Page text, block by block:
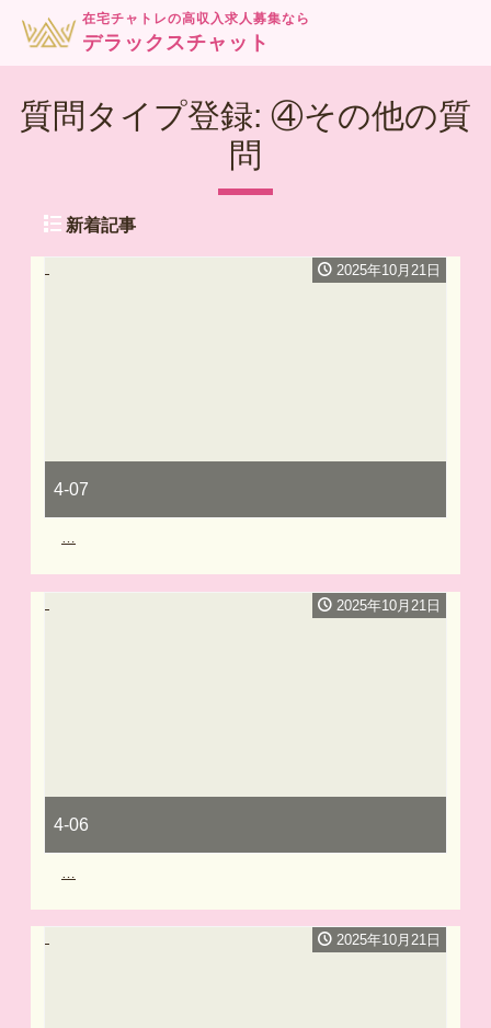
在宅チャトレの高収入求人募集なら
デラックスチャット
質問タイプ登録: ④その他の質
問
新着記事
2025年10月21日
4-07
…
2025年10月21日
4-06
2025年10月21日